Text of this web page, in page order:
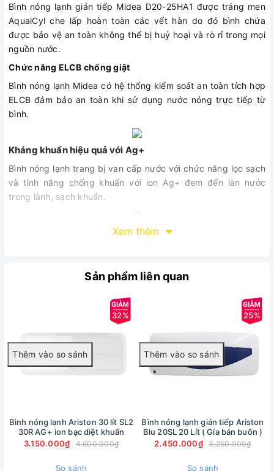
Bình nóng lạnh gián tiếp Midea D20-25HA1 được tráng men
AqualCyl che lấp hoàn toàn các vết hàn do đó bình chứa
được bảo vệ an toàn không thể bị huỷ hoại và rò rỉ trong mọi
nguồn nước.
Chức năng ELCB chống giật
Bình nóng lạnh Midea có hệ thống kiểm soát an toàn tích hợp
ELCB đảm bảo an toàn khi sử dụng nước nóng trực tiếp từ
bình.
Kháng khuẩn hiệu quả với Ag+
Bình nóng lạnh trang bị van cấp nước với chức năng lọc sạch
và tính năng chống khuẩn với ion Ag+ đem đến làn nước
trong lành, sạch khuẩn.
khi rơle nhiệt bị hỏng hoặc nước nóng quá mức cho phép.
Midea D20-25HA1có lớp xốp cách nhiệt đặc biệt dùng công
nghệ phun nên mang đến khả năng giữ nhiệt lâu hơn.
nguồn nước.
Cực điện từ Ma-gie thế hệ mới tăng độ bền gấp 4 lần, giúp
Xem thêm
Sản phẩm liên quan
32%
Bình nóng lạnh Ariston 30 lít SL2
30R AG+ ion bạc diệt khuẩn
3.150.000₫
4.600.000₫
So sánh
25%
Bình nóng lạnh gián tiếp Ariston
Blu 20SL 20 Lít ( Gía bán buôn )
2.450.000₫
3.250.000₫
So sánh